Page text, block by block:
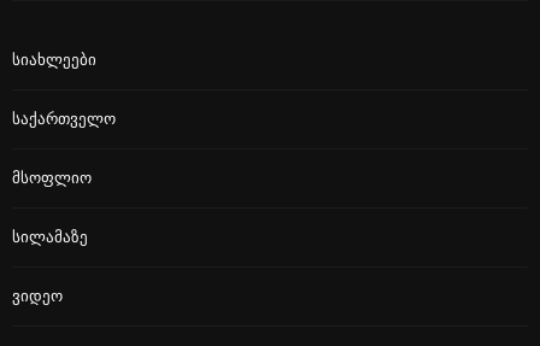
Სიახლეები
Საქართველო
Მსოფლიო
Სილამაზე
Ვიდეო